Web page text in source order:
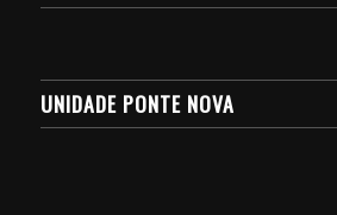
UNIDADE PONTE NOVA